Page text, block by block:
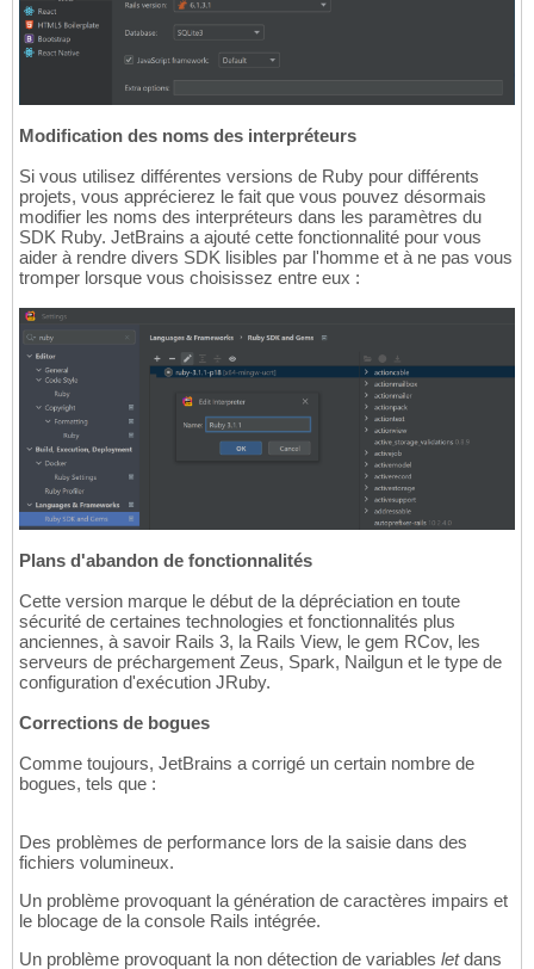
Modification des noms des interpréteurs
Si vous utilisez différentes versions de Ruby pour différents
projets, vous apprécierez le fait que vous pouvez désormais
modifier les noms des interpréteurs dans les paramètres du
SDK Ruby. JetBrains a ajouté cette fonctionnalité pour vous
aider à rendre divers SDK lisibles par l'homme et à ne pas vous
tromper lorsque vous choisissez entre eux :
Plans d'abandon de fonctionnalités
Cette version marque le début de la dépréciation en toute
sécurité de certaines technologies et fonctionnalités plus
anciennes, à savoir Rails 3, la Rails View, le gem RCov, les
serveurs de préchargement Zeus, Spark, Nailgun et le type de
configuration d'exécution JRuby.
Corrections de bogues
Comme toujours, JetBrains a corrigé un certain nombre de
bogues, tels que :
Des problèmes de performance lors de la saisie dans des
fichiers volumineux.
Un problème provoquant la génération de caractères impairs et
le blocage de la console Rails intégrée.
Un problème provoquant la non détection de variables letdans